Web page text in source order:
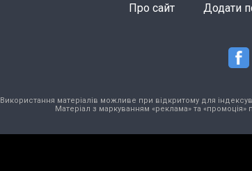
Про сайт Додати
Використання матеріалів можливе при відкритому для
Матеріал з маркуванням «реклама» та